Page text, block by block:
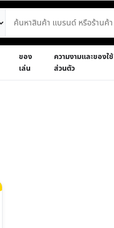
ของ
เล่น
ความงามและของใช้
ส่วนตัว